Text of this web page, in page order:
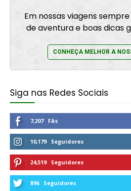
Em nossas viagens
de aventura e boas dicas
CONHEÇA MELHOR A
Siga nas Redes Sociais
7,207 Fãs
10,179 Seguidores
24,519 Seguidores
896 Seguidores